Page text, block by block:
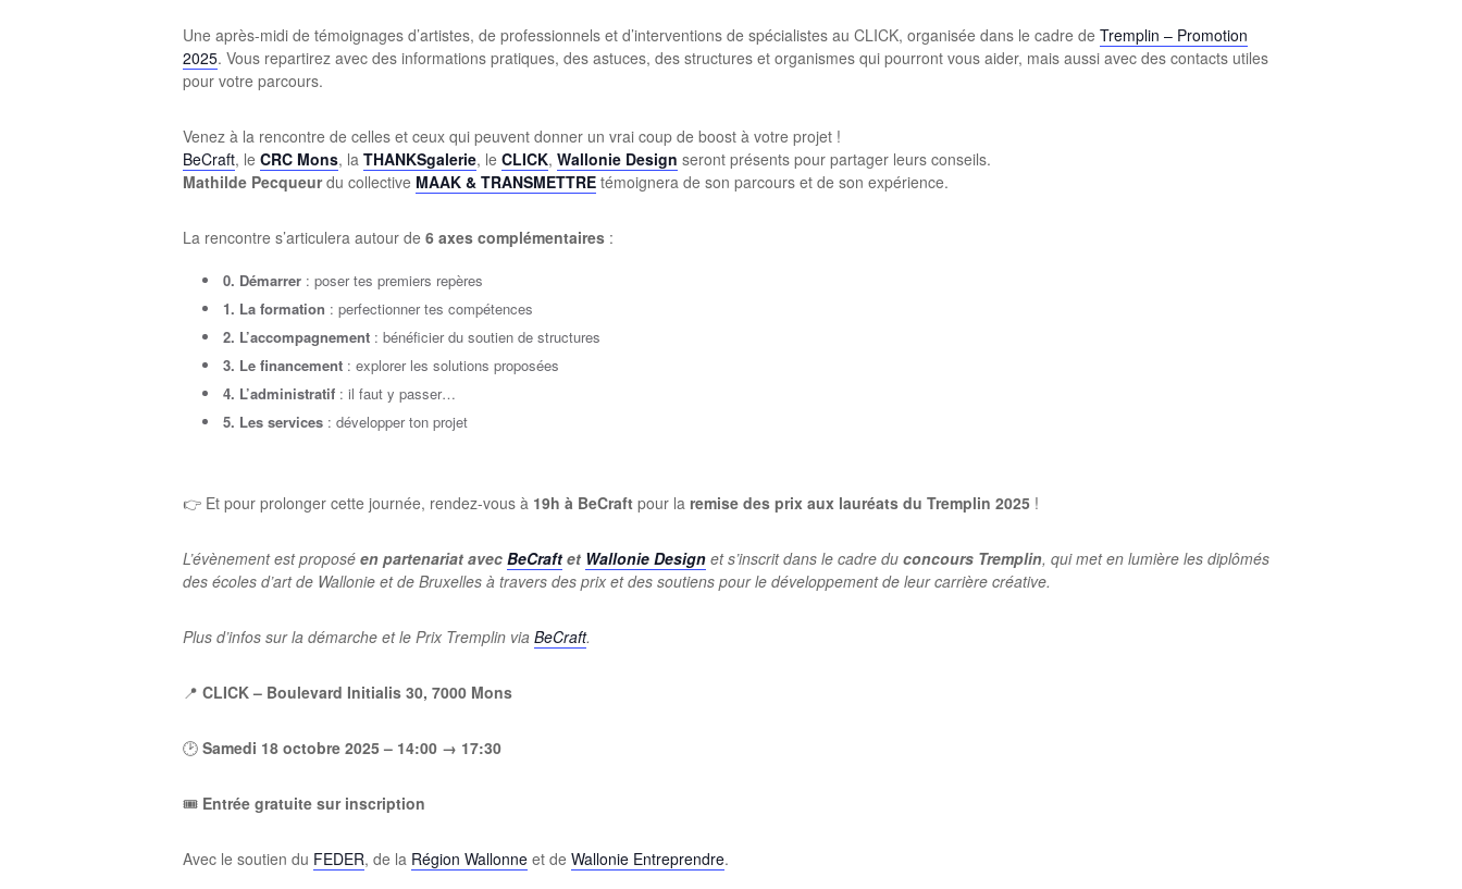
Une après-midi de témoignages d’artistes, de professionnels et d’interventions de spécialistes au CLICK, organisée dans le cadre de Tremplin – Promotion
2025. Vous repartirez avec des informations pratiques, des astuces, des structures et organismes qui pourront vous aider, mais aussi avec des contacts utiles
pour votre parcours.
Venez à la rencontre de celles et ceux qui peuvent donner un vrai coup de boost à votre projet !
BeCraft, le CRC Mons, la THANKSgalerie, le CLICK, Wallonie Design seront présents pour partager leurs conseils.
Mathilde Pecqueurdu collective MAAK & TRANSMETTRE témoignera de son parcours et de son expérience.
La rencontre s’articulera autour de 6 axes complémentaires :
0. Démarrer : poser tes premiers repères
1. La formation : perfectionner tes compétences
2. L’accompagnement : bénéficier du soutien de structures
3. Le financement : explorer les solutions proposées
4. L’administratif : il faut y passer…
5. Les services : développer ton projet
👉 Et pour prolonger cette journée, rendez-vous à 19h à BeCraft pour la remise des prix aux lauréats du Tremplin 2025 !
L’évènement est proposé en partenariat avec BeCraft et Wallonie Design et s’inscrit dans le cadre du concours Tremplin, qui met en lumière les diplômés
des écoles d’art de Wallonie et de Bruxelles à travers des prix et des soutiens pour le développement de leur carrière créative.
Plus d’infos sur la démarche et le Prix Tremplin via BeCraft.
📍 CLICK – Boulevard Initialis 30, 7000 Mons
🕑 Samedi 18 octobre 2025 – 14:00 → 17:30
🎟️ Entrée gratuite sur inscription
Avec le soutien du FEDER, de la Région Wallonne et de Wallonie Entreprendre.